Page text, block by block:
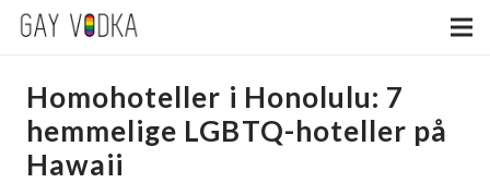
Homohoteller i Honolulu: 7
hemmelige LGBTQ-hoteller på
Hawaii